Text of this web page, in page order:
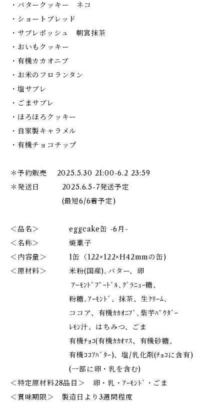
・バタークッキー ネコ
・ショートブレッド
・サブレポッシュ 朝宮抹茶
・おいもクッキー
・有機カカオニブ
・お米のフロランタン
・塩サブレ
・ごまサブレ
・ほろほろクッキー
・自家製キャラメル
・有機チョコチップ
＊予約販売 2025.5.30 21:00-6.2 23:59
＊発送日 2025.6.5-7発送予定
(最短6/6着予定)
＜品名＞ eggcake缶 -6月-
＜名称＞ 焼菓子
＜内容量＞ 1缶（122×122×H42mmの缶)
＜原材料＞ 米粉(国産)､バター、卵
ｱｰﾓﾝﾄﾞﾌﾟｰﾄﾞﾙ､ｸﾞﾗﾆｭｰ糖、
粉糖､ｱｰﾓﾝﾄﾞ、抹茶、生ｸﾘｰﾑ､
ココア、有機ｶｶｵﾆﾌﾞ､紫芋ﾊﾟｳﾀﾞｰ
ﾚﾓﾝ汁、はちみつ、ごま
有機ﾁｮｺ(有機ｶｶｵﾏｽ、有機砂糖、
有機ｺｺｱﾊﾞﾀｰ)、塩/乳化剤(ﾁｮｺに含有)
(一部に卵・乳を含む)
＜特定原材料28品目＞ 卵・乳・ｱｰﾓﾝﾄﾞ・ごま
＜賞味期限＞ 製造日より3週間程度